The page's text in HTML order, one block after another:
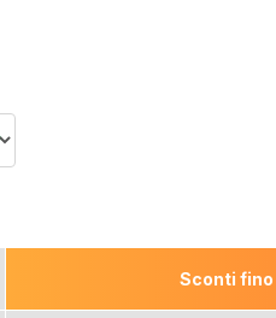
Sconti fino